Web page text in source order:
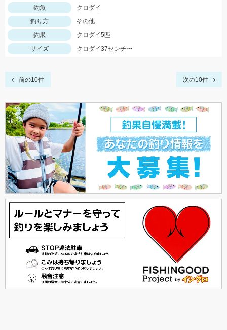
釣魚
クロダイ
釣り方
その他
釣果
クロダイ5匹
サイズ
クロダイ37センチ〜
前の10件 次の10件